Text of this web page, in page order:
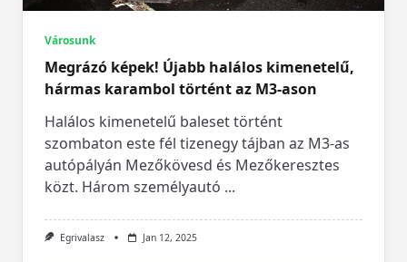
Városunk
Megrázó képek! Újabb halálos kimenetelű,
hármas karambol történt az M3-ason
Halálos kimenetelű baleset történt
szombaton este fél tizenegy tájban az M3-as
autópályán Mezőkövesd és Mezőkeresztes
közt. Három személyautó ...
Egrivalasz Jan 12, 2025